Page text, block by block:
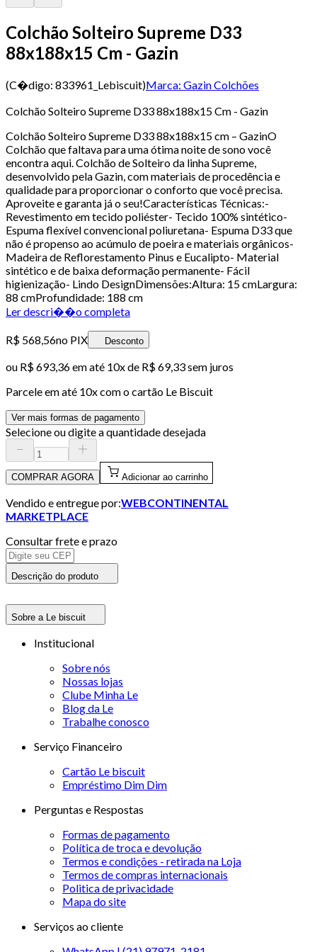
Colchão Solteiro Supreme D33
88x188x15 Cm - Gazin
(C�digo: 833961_Lebiscuit)Marca: Gazin Colchões
Colchão Solteiro Supreme D33 88x188x15 Cm - Gazin
Colchão Solteiro Supreme D33 88x188x15 cm – GazinO
Colchão que faltava para uma ótima noite de sono você
encontra aqui. Colchão de Solteiro da linha Supreme,
desenvolvido pela Gazin, com materiais de procedência e
qualidade para proporcionar o conforto que você precisa.
Aproveite e garanta já o seu!Características Técnicas:-
Revestimento em tecido poliéster- Tecido 100% sintético-
Espuma flexível convencional poliuretana- Espuma D33 que
não é propenso ao acúmulo de poeira e materiais orgânicos-
Madeira de Reflorestamento Pinus e Eucalipto- Material
sintético e de baixa deformação permanente- Fácil
higienização- Lindo DesignDimensões:Altura: 15 cmLargura:
88 cmProfundidade: 188 cm
Ler descri��o completa
R$ 568,56no PIX Desconto
ou R$ 693,36em até 10x de R$ 69,33 sem juros
Parcele em até 10x com o cartão Le Biscuit
Ver mais formas de pagamento
Selecione ou digite a quantidade desejada
COMPRAR AGORA Adicionar ao carrinho
Vendido e entregue por:WEBCONTINENTAL
MARKETPLACE
Consultar frete e prazo
Descrição do produto
Sobre a Le biscuit
Institucional
Sobre nós
Nossas lojas
Clube Minha Le
Blog da Le
Trabalhe conosco
Serviço Financeiro
Cartão Le biscuit
Empréstimo Dim Dim
Perguntas e Respostas
Formas de pagamento
Política de troca e devolução
Termos e condições - retirada na Loja
Termos de compras internacionais
Politica de privacidade
Mapa do site
Serviços ao cliente